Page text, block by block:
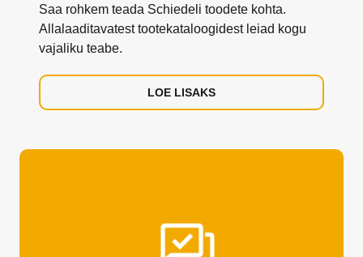
Saa rohkem teada Schiedeli toodete kohta.
Allalaaditavatest tootekataloogidest leiad kogu
vajaliku teabe.
LOE LISAKS